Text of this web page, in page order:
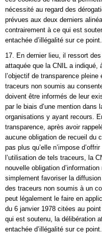
nécessité au regard des
prévues aux deux derniers
contrairement à ce qui est
entachée d’illégalité sur ce point.
17. En dernier lieu, il ressort
attaquée que la CNIL a indiqué,
l’objectif de transparence
traceurs non soumis au
doivent être informés de leur
par le biais d’une mention dans
organisations y ayant recours.
transparence, après avoir
aucune obligation de recueil du
pas plus qu’elle n’impose
l’utilisation de tels traceurs, la
nouvelle obligation
simplement favoriser la
des traceurs non soumis à un
peut légalement le faire en
du 6 janvier 1978 citées au
qui est soutenu, la délibération
entachée d’illégalité sur ce point.